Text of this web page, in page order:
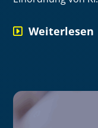
Weiterlesen